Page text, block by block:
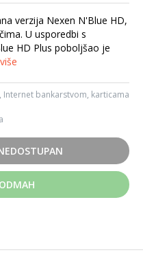
verzija Nexen N'Blue HD,
U usporedbi s
HD Plus poboljšao je
bankarstvom, karticama